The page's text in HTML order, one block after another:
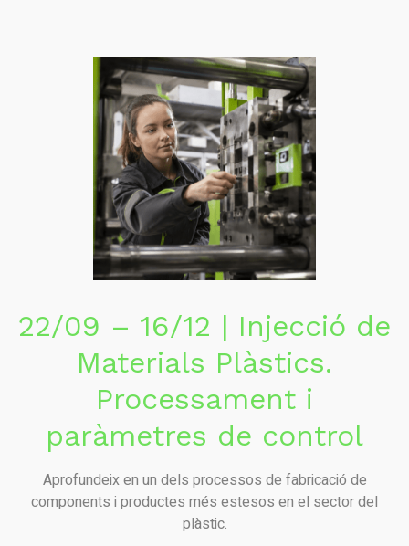
22/09 – 16/12 | Injecció de
Materials Plàstics.
Processament i
paràmetres de control
Aprofundeix en un dels processos de fabricació de
components i productes més estesos en el sector del
plàstic.